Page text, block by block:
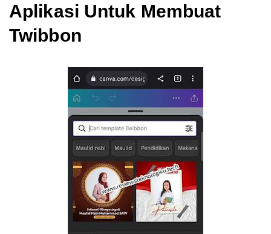
Aplikasi Untuk Membuat
Twibbon